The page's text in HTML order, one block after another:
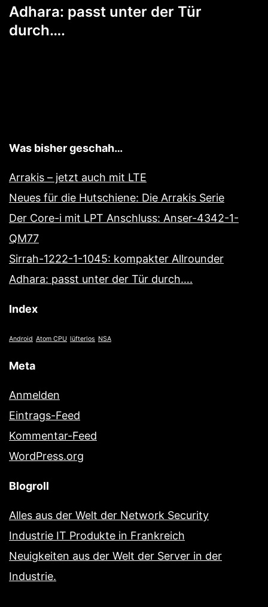
Adhara: passt unter der Tür
durch….
Was bisher geschah…
Arrakis – jetzt auch mit LTE
Neues für die Hutschiene: Die Arrakis Serie
Der Core-i mit LPT Anschluss: Anser-4342-1-
QM77
Sirrah-1222-1-1045: kompakter Allrounder
Adhara: passt unter der Tür durch….
Index
Android Atom CPU lüfterlos NSA
Meta
Anmelden
Eintrags-Feed
Kommentar-Feed
WordPress.org
Blogroll
Alles aus der Welt der Network Security
Industrie IT Produkte in Frankreich
Neuigkeiten aus der Welt der Server in der
Industrie.